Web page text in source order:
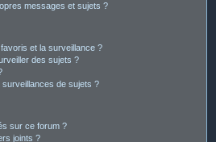
messages et sujets ?
et la surveillance ?
des sujets ?
de sujets ?
sur ce forum ?
joints ?